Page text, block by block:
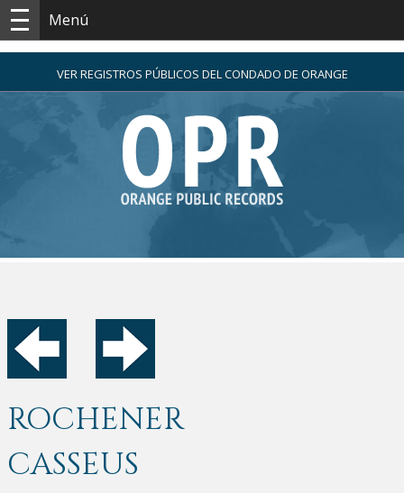
Menú
VER REGISTROS PÚBLICOS DEL CONDADO DE ORANGE
ROCHENER
CASSEUS